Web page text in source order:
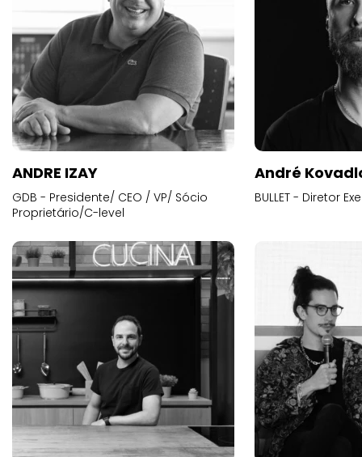
ANDRE IZAY
GDB - Presidente/ CEO / VP/ Sócio
Proprietário/C-level
André
BULLET - Diretor